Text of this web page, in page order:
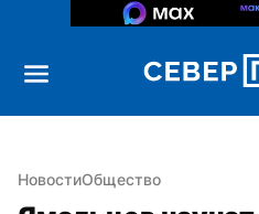
НовостиОбщество